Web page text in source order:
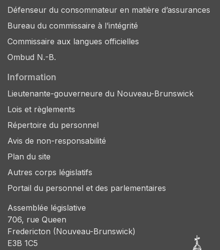
Défenseur du consommateur en matière d’assurances
Bureau du commissaire à l’intégrité
Commissaire aux langues officielles
Ombud N.-B.
Information
Lieutenante-gouverneure du Nouveau-Brunswick
Lois et règlements
Répertoire du personnel
Avis de non-responsabilité
Plan du site
Autres corps législatifs
Portail du personnel et des parlementaires
Assemblée législative
706, rue Queen
Fredericton (Nouveau-Brunswick)
E3B 1C5